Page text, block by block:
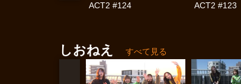
ACT2 #124
ACT2 #123
しおねえ すべて見る